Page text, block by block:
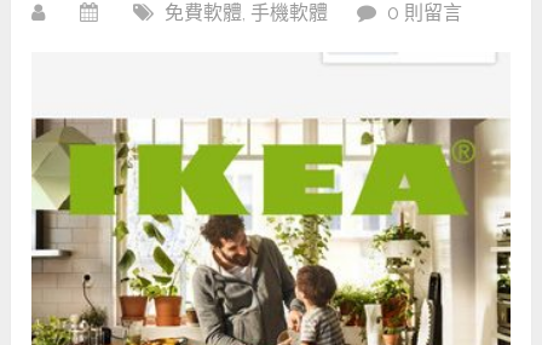
免費軟體, 手機軟體 0 則留言